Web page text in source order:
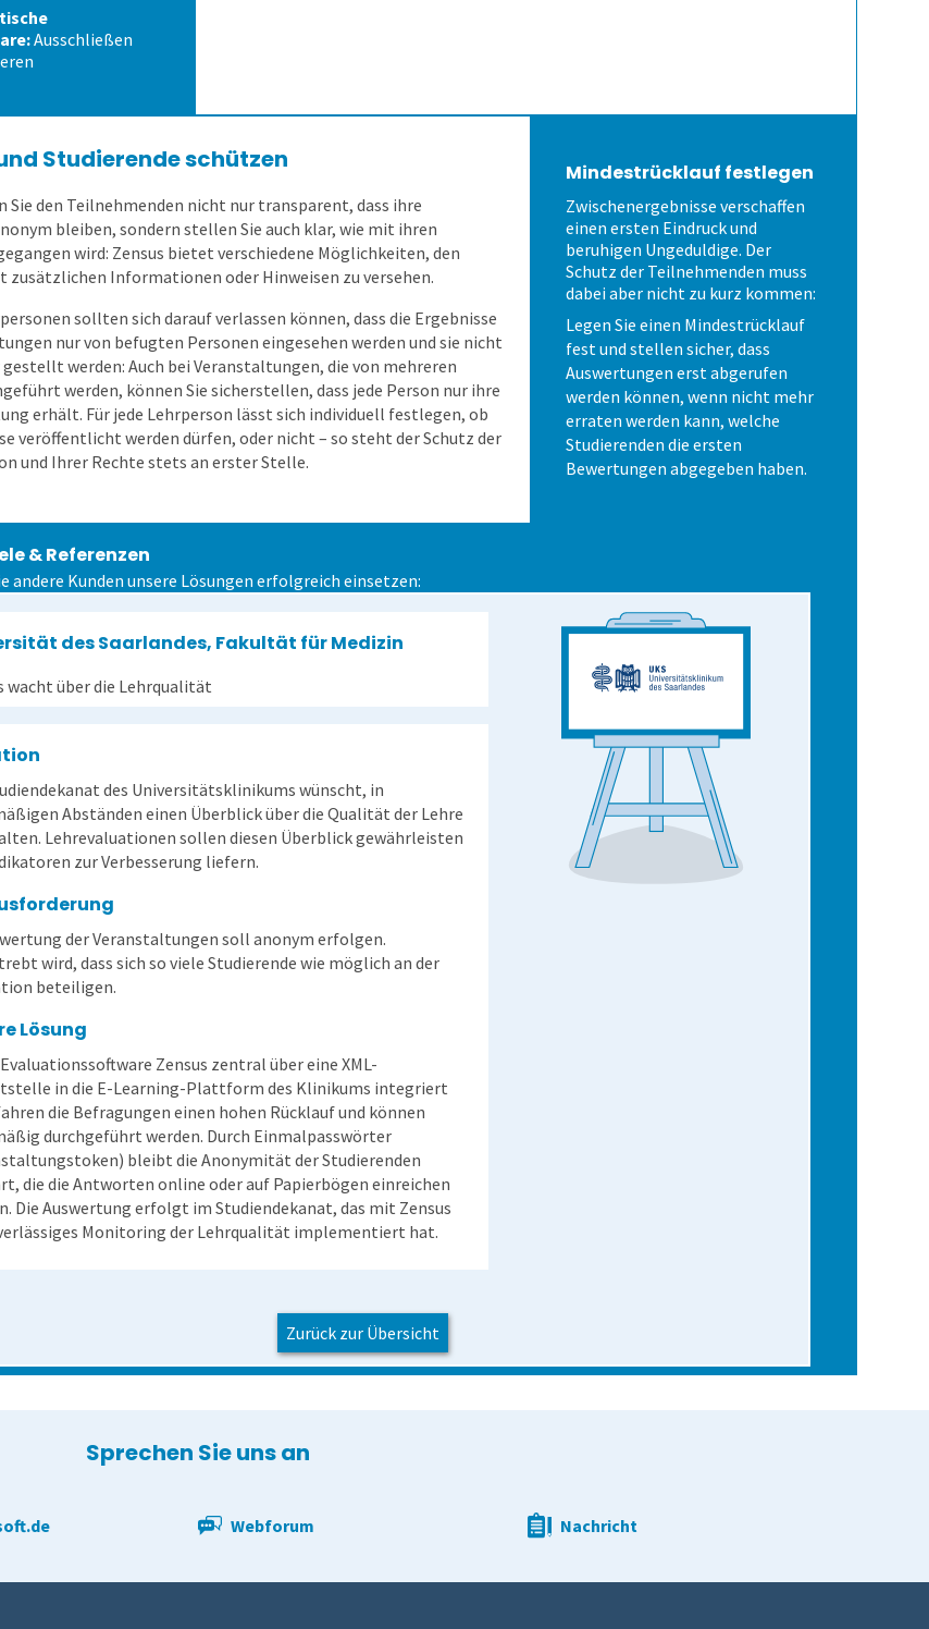
Ausschließen
Studierende schützen
Sie den Teilnehmenden nicht nur transparent, dass ihre
bleiben, sondern stellen Sie auch klar, wie mit ihren
wird: Zensus bietet verschiedene Möglichkeiten, den
zusätzlichen Informationen oder Hinweisen zu versehen.
sollten sich darauf verlassen können, dass die Ergebnisse
nur von befugten Personen eingesehen werden und sie nicht
werden: Auch bei Veranstaltungen, die von mehreren
werden, können Sie sicherstellen, dass jede Person nur ihre
erhält. Für jede Lehrperson lässt sich individuell festlegen, ob
veröffentlicht werden dürfen, oder nicht – so steht der Schutz der
und Ihrer Rechte stets an erster Stelle.
Mindestrücklauf festlegen
Zwischenergebnisse verschaffen
einen ersten Eindruck und
beruhigen Ungeduldige. Der
Schutz der Teilnehmenden muss
dabei aber nicht zu kurz kommen:
Legen Sie einen Mindestrücklauf
fest und stellen sicher, dass
Auswertungen erst abgerufen
werden können, wenn nicht mehr
erraten werden kann, welche
Studierenden die ersten
Bewertungen abgegeben haben.
& Referenzen
andere Kunden unsere Lösungen erfolgreich einsetzen:
des Saarlandes, Fakultät für Medizin
wacht über die Lehrqualität
des Universitätsklinikums wünscht, in
Abständen einen Überblick über die Qualität der Lehre
Lehrevaluationen sollen diesen Überblick gewährleisten
zur Verbesserung liefern.
der Veranstaltungen soll anonym erfolgen.
wird, dass sich so viele Studierende wie möglich an der
beteiligen.
Lösung
Evaluationssoftware Zensus zentral über eine XML-
in die E-Learning-Plattform des Klinikums integriert
die Befragungen einen hohen Rücklauf und können
durchgeführt werden. Durch Einmalpasswörter
bleibt die Anonymität der Studierenden
die die Antworten online oder auf Papierbögen einreichen
Die Auswertung erfolgt im Studiendekanat, das mit Zensus
Monitoring der Lehrqualität implementiert hat.
Zurück zur Übersicht
Sprechen Sie uns an
Webforum Nachricht